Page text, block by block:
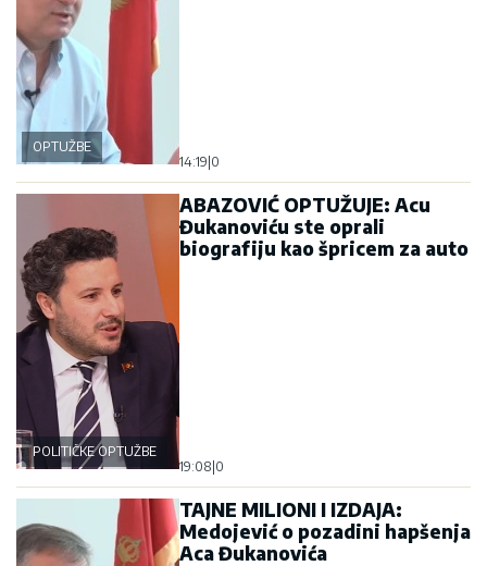
OPTUŽBE
14:19|0
POLITIČKE OPTUŽBE
ABAZOVIĆ OPTUŽUJE: Acu
Đukanoviću ste oprali
biografiju kao špricem za auto
19:08|0
TAJNE MILIONI I IZDAJA:
Medojević o pozadini hapšenja
Aca Đukanovića